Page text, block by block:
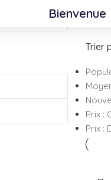
Bienvenue
Accueil
Trier
Prix :
Prix :